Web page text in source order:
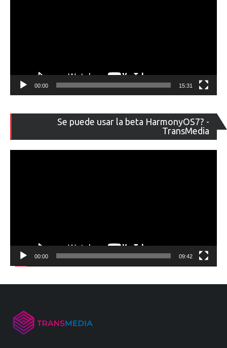
00:00 15:31
Se puede usar la beta HarmonyOS7? -
TransMedia
de
00:00 09:42